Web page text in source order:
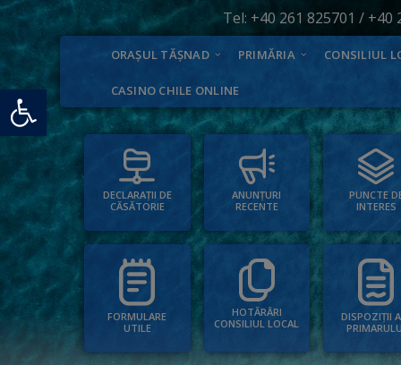
Deschide bara de unelte
Tel: +40 261 825701 / +40
ORAȘUL TĂȘNAD PRIMĂRIA CONSILIUL
CASINO CHILE ONLINE
DECLARAȚII DE
CĂSĂTORIE
ANUNȚURI
RECENTE
PUNCTE
INTERES
FORMULARE
UTILE
HOTĂRÂRI
CONSILIUL LOCAL
DISPOZIȚII